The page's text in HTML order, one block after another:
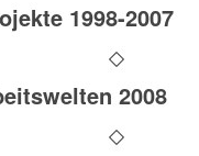
1998-2007
2008